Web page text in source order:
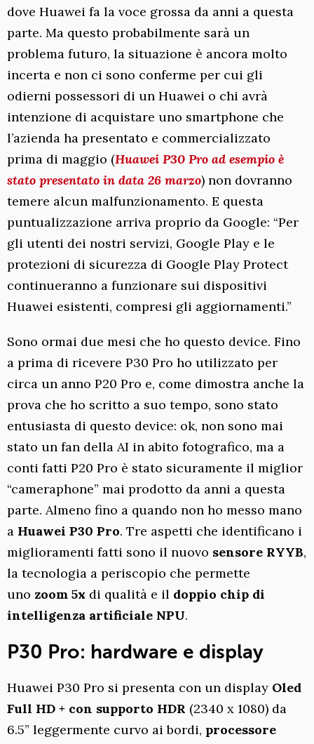
dove Huawei fa la voce grossa da anni a questa
parte. Ma questo probabilmente sarà un
problema futuro, la situazione è ancora molto
incerta e non ci sono conferme per cui gli
odierni possessori di un Huawei o chi avrà
intenzione di acquistare uno smartphone che
l’azienda ha presentato e commercializzato
prima di maggio (Huawei P30 Pro ad esempio è
stato presentato in data 26 marzo) non dovranno
temere alcun malfunzionamento. E questa
puntualizzazione arriva proprio da Google: “Per
gli utenti dei nostri servizi, Google Play e le
protezioni di sicurezza di Google Play Protect
continueranno a funzionare sui dispositivi
Huawei esistenti, compresi gli aggiornamenti.”
Sono ormai due mesi che ho questo device. Fino
a prima di ricevere P30 Pro ho utilizzato per
circa un anno P20 Pro e, come dimostra anche la
prova che ho scritto a suo tempo, sono stato
entusiasta di questo device: ok, non sono mai
stato un fan della AI in abito fotografico, ma a
conti fatti P20 Pro è stato sicuramente il miglior
“cameraphone” mai prodotto da anni a questa
parte. Almeno fino a quando non ho messo mano
a Huawei P30 Pro. Tre aspetti che identificano i
miglioramenti fatti sono il nuovo sensore RYYB,
la tecnologia a periscopio che permette
uno zoom 5x di qualità e il doppio chip di
intelligenza artificiale NPU.
P30 Pro: hardware e display
Huawei P30 Pro si presenta con un display Oled
Full HD + con supporto HDR (2340 x 1080) da
6.5” leggermente curvo ai bordi, processore